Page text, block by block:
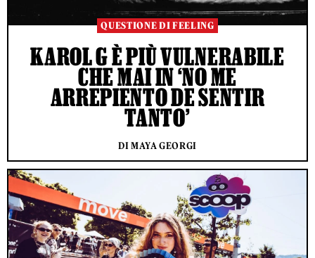
QUESTIONE DI FEELING
KAROL G È PIÙ VULNERABILE
CHE MAI IN ‘NO ME
ARREPIENTO DE SENTIR
TANTO’
DI MAYA GEORGI